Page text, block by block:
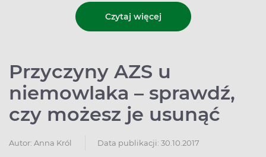
Czytaj więcej
Przyczyny AZS u
niemowlaka – sprawdź,
czy możesz je usunąć
Autor: Anna Król Data publikacji: 30.10.2017